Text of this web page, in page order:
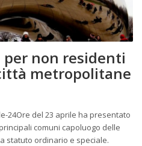
per non residenti
metropolitane
24Ore del 23 aprile ha presentato
comuni capoluogo delle
statuto ordinario e speciale.